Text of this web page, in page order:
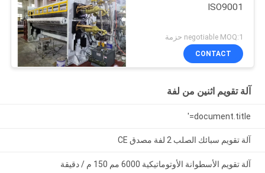
ISO9001
negotiable MOQ:1 حزمة
CONTACT
آلة تقويم اثنين من لفة
document.title='
آلة تقويم سبائك الصلب 2 لفة مصدق CE
آلة تقويم الأسطوانة الأوتوماتيكية 6000 مم 150 م / دقيقة